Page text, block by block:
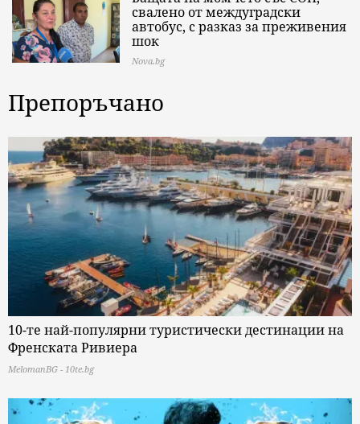
свалено от междуградски
автобус, с разказ за преживения
шок
Nova.bg
Препоръчано
10-те най-популярни туристически дестинации на
Френската Ривиера
MelomanBG - 10te.bg